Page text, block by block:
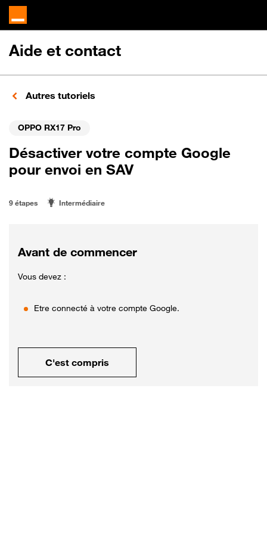
Aide et contact
Autres tutoriels
OPPO RX17 Pro
Désactiver votre compte Google
pour envoi en SAV
9 étapes Intermédiaire
Avant de commencer
Vous devez :
Etre connecté à votre compte Google.
C'est compris